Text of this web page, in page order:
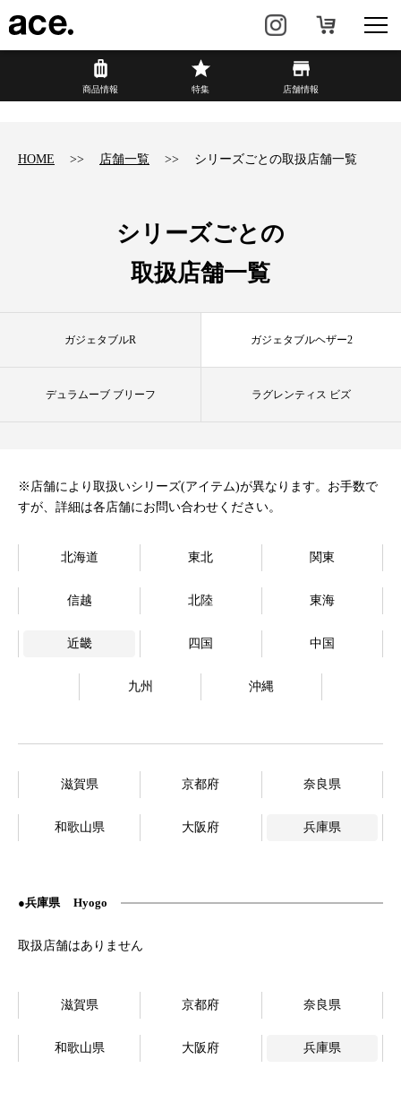
商品情報
カジュアル HAyU×ace.
店舗情報 新着情報
商品情報 特集 店舗情報
HOME 店舗一覧 シリーズごとの取扱店舗一覧
シリーズごとの
取扱店舗一覧
ガジェタブルR ガジェタブルヘザー2
デュラムーブ ブリーフ ラグレンティス ビズ
※店舗により取扱いシリーズ(アイテム)が異なります。お手数で
すが、詳細は各店舗にお問い合わせください。
北海道 東北 関東
信越 北陸 東海
近畿 四国 中国
九州 沖縄
滋賀県 京都府 奈良県
和歌山県 大阪府 兵庫県
兵庫県 Hyogo
滋賀県 京都府 奈良県
和歌山県 大阪府 兵庫県